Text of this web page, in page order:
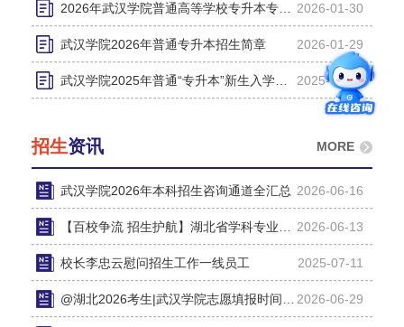
2026-01-30
2026年武汉学院普通高等学校专升本专业课考试要求
2026-01-29
武汉学院2026年普通专升本招生简章
2025-07-17
武汉学院2025年普通“专升本”新生入学须知
MORE
招生资讯
2026-06-16
武汉学院2026年本科招生咨询通道全汇总
2026-06-13
【百校争流 招生护航】湖北省学科专业解读系列-武汉学院短视...
2025-07-11
校长李忠云慰问招生工作一线员工
2026-06-29
@湖北2026考生|武汉学院志愿填报时间、志愿填报平台、招生计...